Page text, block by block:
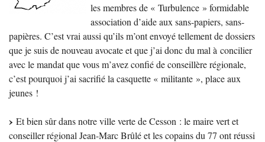
les membres de « Turbulence » formidable
association d’aide aux sans-papiers, sans-
papières. C’est vrai aussi qu’ils m’ont envoyé tellement de dossiers
que je suis de nouveau avocate et que j’ai donc du mal à concilier
avec le mandat que vous m’avez confié de conseillère régionale,
c’est pourquoi j’ai sacrifié la casquette « militante », place aux
jeunes !
Et bien sûr dans notre ville verte de Cesson : le maire vert et
conseiller régional Jean-Marc Brûlé et les copains du 77 ont réussi